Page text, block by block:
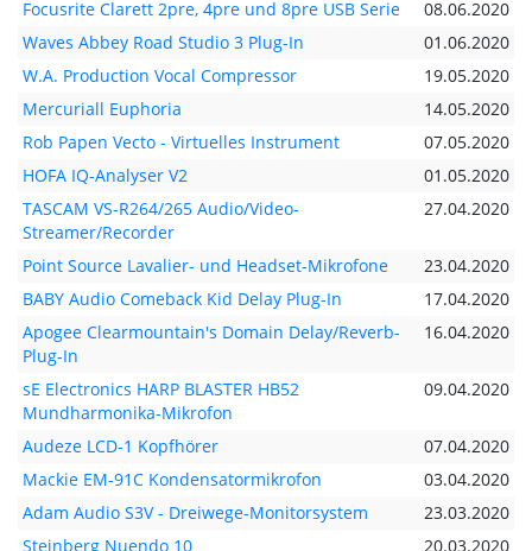
Focusrite Clarett 2pre, 4pre und 8pre USB Serie
08.06.2020
Waves Abbey Road Studio 3 Plug-In
01.06.2020
W.A. Production Vocal Compressor
19.05.2020
Mercuriall Euphoria
14.05.2020
Rob Papen Vecto - Virtuelles Instrument
07.05.2020
HOFA IQ-Analyser V2
01.05.2020
TASCAM VS-R264/265 Audio/Video-
Streamer/Recorder
27.04.2020
Point Source Lavalier- und Headset-Mikrofone
23.04.2020
BABY Audio Comeback Kid Delay Plug-In
17.04.2020
Apogee Clearmountain's Domain Delay/Reverb-
Plug-In
16.04.2020
sE Electronics HARP BLASTER HB52
Mundharmonika-Mikrofon
09.04.2020
Audeze LCD-1 Kopfhörer
07.04.2020
Mackie EM-91C Kondensatormikrofon
03.04.2020
Adam Audio S3V - Dreiwege-Monitorsystem
23.03.2020
Steinberg Nuendo 10
20.03.2020